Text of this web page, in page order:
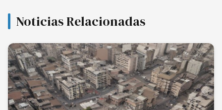
Noticias Relacionadas